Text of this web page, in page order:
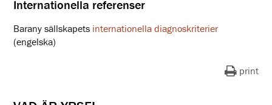
Internationella referenser
Barany sällskapets internationella diagnoskriterier
(engelska)
print